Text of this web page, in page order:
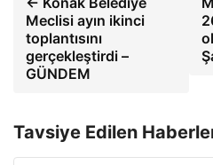
Meclisi ayın ikinci
toplantısını
gerçekleştirdi –
GÜNDEM
Tavsiye Edilen